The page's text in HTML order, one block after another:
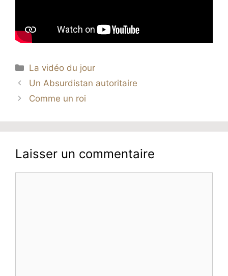
Catégories
La vidéo du jour
Un Absurdistan autoritaire
Comme un roi
Laisser un commentaire